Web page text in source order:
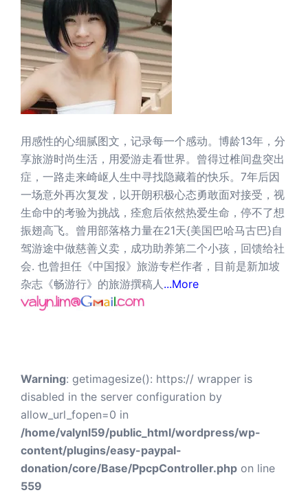
用感性的心细腻图文，记录每一个感动。博龄13年，分
享旅游时尚生活，用爱游走看世界。曾得过椎间盘突出
症，一路走来崎岖人生中寻找隐藏着的快乐。7年后因
一场意外再次复发，以开朗积极心态勇敢面对接受，视
生命中的考验为挑战，痊愈后依然热爱生命，停不了想
振翅高飞。曾用部落格力量在21天{美国巴哈马古巴}自
驾游途中做慈善义卖，成功助养第二个小孩，回馈给社
会. 也曾担任《中国报》旅游专栏作者，目前是新加坡
杂志《畅游行》的旅游撰稿人 ...More
Warning: getimagesize(): https:// wrapper is
disabled in the server configuration by
allow_url_fopen=0 in
/home/valynl59/public_html/wordpress/wp-
content/plugins/easy-paypal-
donation/core/Base/PpcpController.php on line
559